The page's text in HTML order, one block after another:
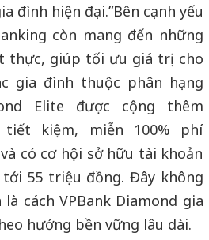
đình hiện đại.”Bên cạnh yếu
còn mang đến những
thực, giúp tối ưu giá trị cho
gia đình thuộc phân hạng
Elite được cộng thêm
tiết kiệm, miễn 100% phí
có cơ hội sở hữu tài khoản
tới 55 triệu đồng. Đây không
cách VPBank Diamond gia
hướng bền vững lâu dài.